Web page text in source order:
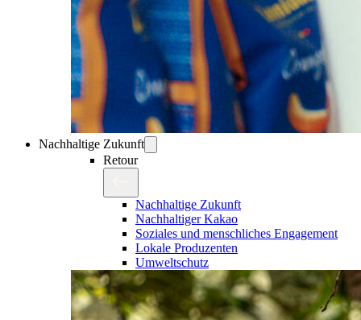
Nachhaltige Zukunft
Retour
Nachhaltige Zukunft
Nachhaltiger Kakao
Soziales und menschliches Engagement
Lokale Produzenten
Umweltschutz